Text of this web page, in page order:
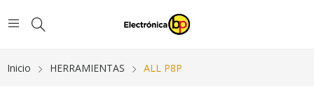
Inicio HERRAMIENTAS ALL P8P